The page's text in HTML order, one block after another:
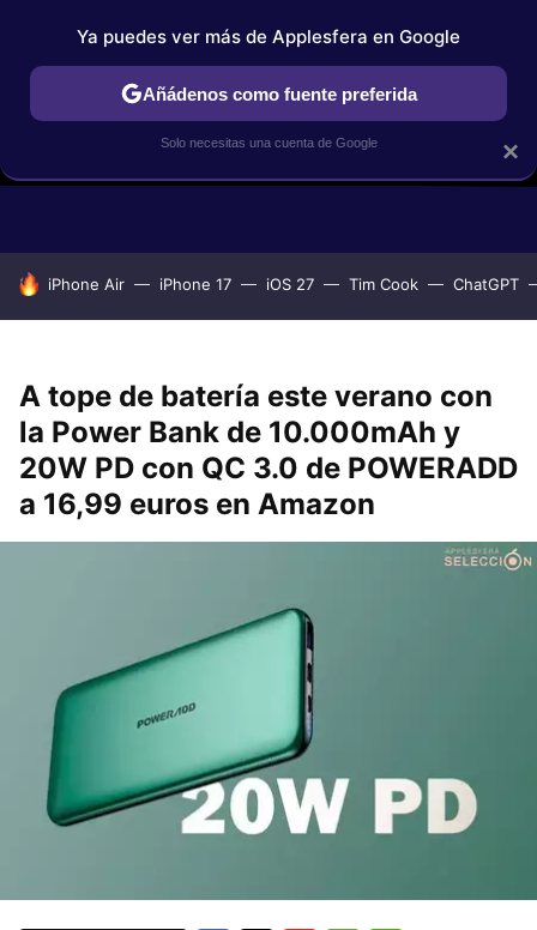
GUÍAS DE COMPRA COMPARATIVAS APPLE VS OTROS
HOY SE HABLA DE
iPhone Air iPhone 17 iOS 27 Tim Cook ChatGPT
A tope de batería este verano con
la Power Bank de 10.000mAh y
20W PD con QC 3.0 de POWERADD
a 16,99 euros en Amazon
×
Ya puedes ver más de Applesfera en Google
Añádenos como fuente preferida
Solo necesitas una cuenta de Google